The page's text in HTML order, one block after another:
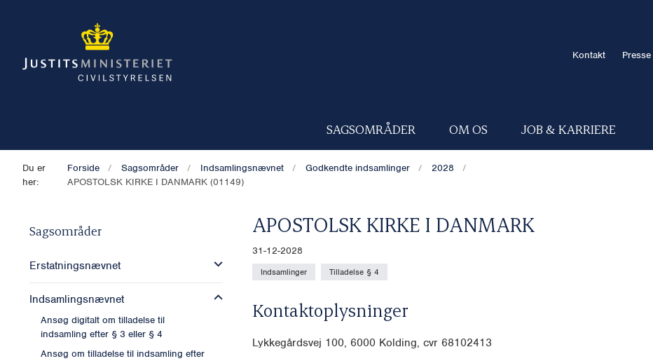
Kontakt Presse
SAGSOMRÅDER OM OS JOB & KARRIERE
Du er
her:
Forside Sagsområder Indsamlingsnævnet Godkendte indsamlinger
2028
APOSTOLSK KIRKE I DANMARK (01149)
Sagsområder
Erstatningsnævnet
Indsamlingsnævnet
Ansøg digitalt om tilladelse til
indsamling efter § 3 eller § 4
Ansøg om tilladelse til indsamling efter
APOSTOLSK KIRKE I DANMARK
31-12-2028
Indsamlinger Tilladelse § 4
Kontaktoplysninger
Lykkegårdsvej 100, 6000 Kolding, cvr 68102413